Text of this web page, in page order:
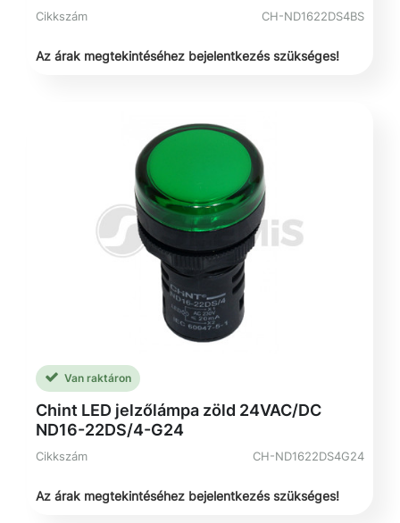
Cikkszám CH-ND1622DS4BS
Az árak megtekintéséhez bejelentkezés szükséges!
Van raktáron
Chint LED jelzőlámpa zöld 24VAC/DC
ND16-22DS/4-G24
Cikkszám CH-ND1622DS4G24
Az árak megtekintéséhez bejelentkezés szükséges!